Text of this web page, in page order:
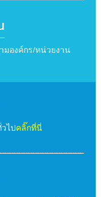
องค์กร/หน่วยงาน
ไปคลิ๊กที่นี่